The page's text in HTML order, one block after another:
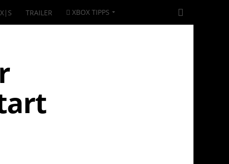
TRAILER XBOX TIPPS